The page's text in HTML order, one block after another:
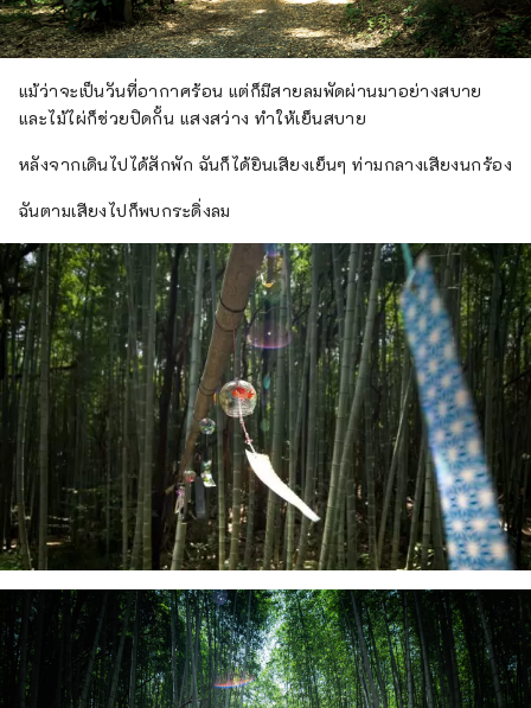
แม้ว่าจะเป็นวันที่อากาศร้อน แต่ก็มีสายลมพัดผ่านมาอย่างสบาย
และไม้ไผ่ก็ช่วยปิดกั้น แสงสว่าง ทำให้เย็นสบาย
หลังจากเดินไปได้สักพัก ฉันก็ได้ยินเสียงเย็นๆ ท่ามกลางเสียงนกร้อง
ฉันตามเสียงไปก็พบกระดิ่งลม